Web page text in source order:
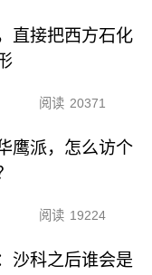
直接把西方石化
阅读 20371
鹰派，怎么访个
阅读 19224
沙科之后谁会是